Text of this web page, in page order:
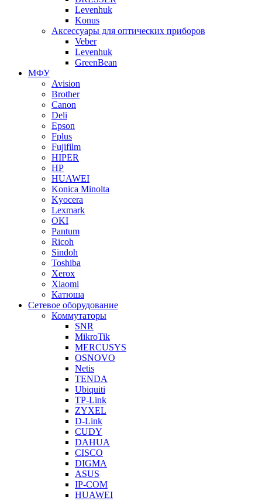
Levenhuk
Konus
Аксессуары для оптических приборов
Veber
Levenhuk
GreenBean
МФУ
Avision
Brother
Canon
Deli
Epson
Fplus
Fujifilm
HIPER
HP
HUAWEI
Konica Minolta
Kyocera
Lexmark
OKI
Pantum
Ricoh
Sindoh
Toshiba
Xerox
Xiaomi
Катюша
Сетевое оборудование
Коммутаторы
SNR
MikroTik
MERCUSYS
OSNOVO
Netis
TENDA
Ubiquiti
TP-Link
ZYXEL
D-Link
CUDY
DAHUA
CISCO
DIGMA
ASUS
IP-COM
HUAWEI